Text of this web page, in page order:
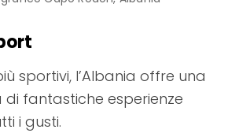
sportivi, l’Albania offre una
fantastiche esperienze
i gusti.